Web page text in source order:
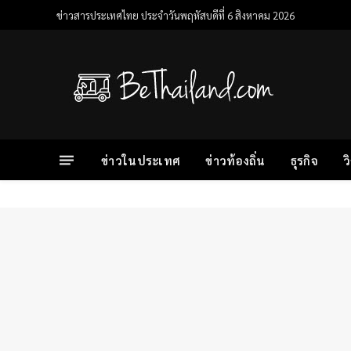
ข่าวสารประเทศไทย ประจำวันพฤหัสบดีที่ 6 สิงหาคม 2026
ข่าวในประเทศ ข่าวท้องถิ่น ธุรกิจ